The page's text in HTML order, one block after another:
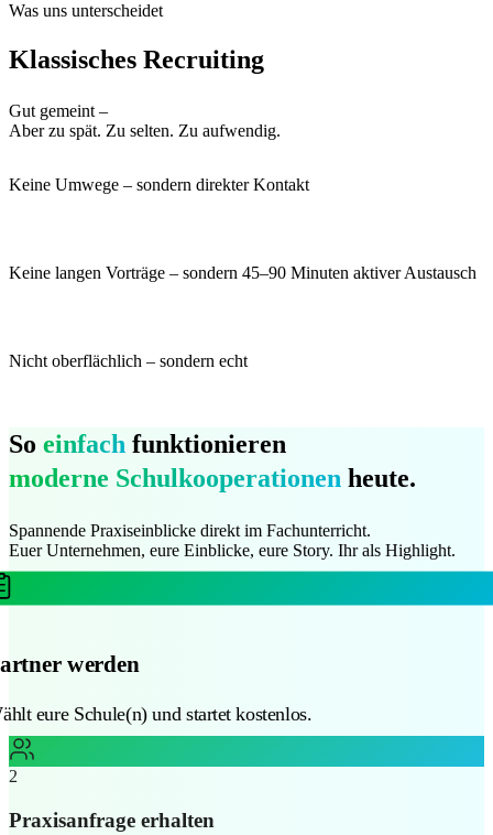
Was uns unterscheidet
Klassisches Recruiting
Gut gemeint –
Aber zu spät. Zu selten. Zu aufwendig.
Keine Umwege – sondern direkter Kontakt
Keine langen Vorträge – sondern 45–90 Minuten aktiver Austausch
Nicht oberflächlich – sondern echte Einblicke hinter die Kulissen
So einfach funktionieren
moderne Schulkooperationen heute.
Spannende Praxiseinblicke direkt im Fachunterricht.
Euer Unternehmen, eure Einblicke, eure Story. Ihr als Highlight.
Partner werden
Wählt eure Schule(n) und startet kostenlos.
erhalten